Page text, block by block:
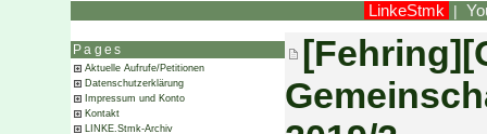
LinkeStmk |
Pages
Aktuelle Aufrufe/Petitionen
Datenschutzerklärung
Impressum und Konto
Kontakt
LINKE.Stmk-Archiv